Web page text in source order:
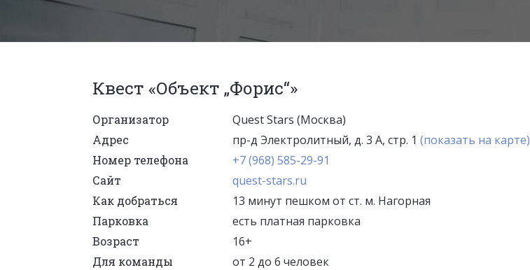
Квест «Объект „Форис“»
Организатор Quest Stars (Москва)
Адрес пр-д Электролитный, д. 3 А, стр. 1 (показать на карте)
Номер телефона +7 (968) 585-29-91
Сайт quest-stars.ru
Как добраться 13 минут пешком от ст. м. Нагорная
Парковка есть платная парковка
Возраст 16+
Для команды от 2 до 6 человек